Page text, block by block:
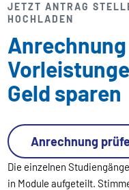
JETZT ANTRAG
HOCHLADEN
Geld sparen
Die einzelnen
in Module aufgeteilt.
Anrechnung